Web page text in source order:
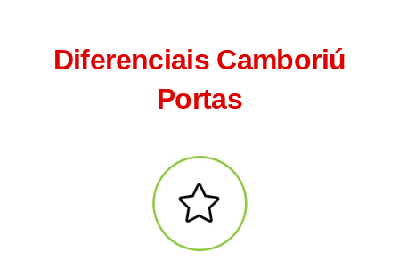
Diferenciais Camboriú
Portas